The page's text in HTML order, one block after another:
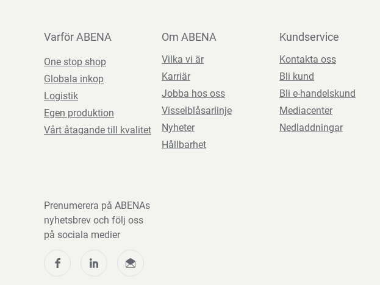
Varför ABENA
One stop shop
Globala inkop
Logistik
Egen produktion
Vårt åtagande till kvalitet
Om ABENA
Vilka vi är
Karriär
Jobba hos oss
Visselblåsarlinje
Nyheter
Hållbarhet
Kundservice
Kontakta oss
Bli kund
Bli e-handelskund
Mediacenter
Nedladdningar
Prenumerera på ABENAs
nyhetsbrev och följ oss
på sociala medier